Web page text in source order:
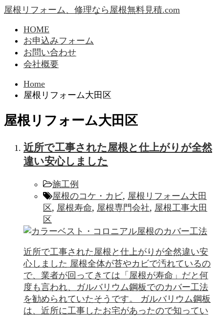
屋根リフォーム、修理なら屋根無料見積.com
HOME
お申込みフォーム
お問い合わせ
会社概要
Home
屋根リフォーム大田区
屋根リフォーム大田区
近所で工事された屋根と仕上がりが全然
違い安心しました
施工例
屋根のコケ・カビ, 屋根リフォーム大田
区, 屋根寿命, 屋根専門会社, 屋根工事大田
区
近所で工事された屋根と仕上がりが全然違い安
心しました 屋根全体が苔やカビで汚れているの
で、業者が回ってきては「屋根が寿命」だと何
度も言われ、ガルバリウム鋼板でのカバー工法
を勧められていたそうです。 ガルバリウム鋼板
は、近所に工事したお宅があったので知ってい